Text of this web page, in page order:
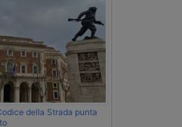
della Strada punta